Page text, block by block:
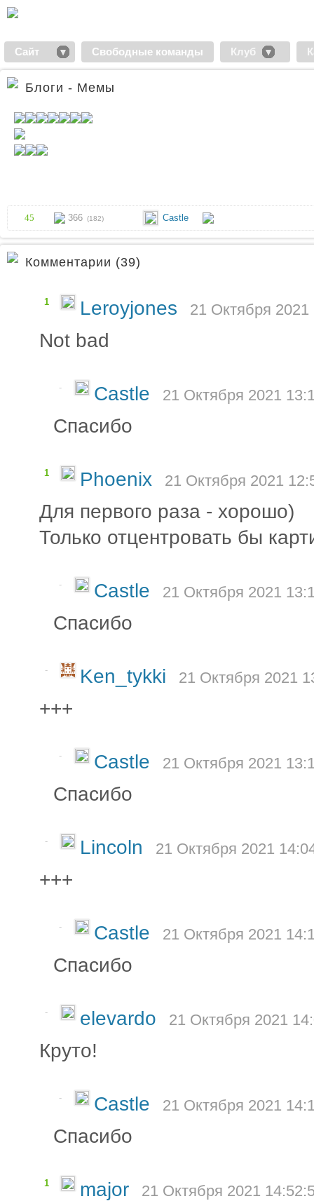
Сайт Свободные команды Клуб
Блоги - Мемы
45 366 (182) Castle
Комментарии (39)
1 Leroyjones 21 Октября 2021
Not bad
- Castle 21 Октября 2021
Спасибо
1 Phoenix 21 Октября 2021
Для первого раза - хорошо)
Только отцентровать бы
- Castle 21 Октября 2021
Спасибо
- Ken_tykki 21 Октября 2021
+++
- Castle 21 Октября 2021
Спасибо
- Lincoln 21 Октября 2021
+++
- Castle 21 Октября 2021
Спасибо
- elevardo 21 Октября 2021
Круто!
- Castle 21 Октября 2021
Спасибо
1 major 21 Октября 2021